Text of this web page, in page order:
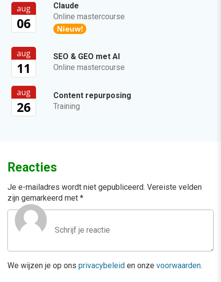
aug
06
Claude
Online mastercourse
Nieuw!
aug
11
SEO & GEO met AI
Online mastercourse
aug
26
Content repurposing
Training
Reacties
Je e-mailadres wordt niet gepubliceerd. Vereiste velden
zijn gemarkeerd met *
We wijzen je op ons privacybeleid en onze voorwaarden.